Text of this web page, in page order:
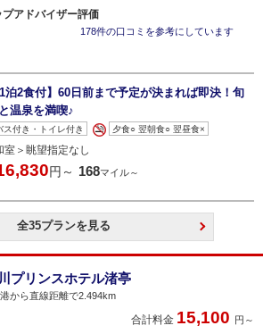
プアドバイザー評価
178件の口コミを参考にしています
1泊2食付】60日前まで予定が決まれば即決！旬
温泉を満喫♪
ス付き・トイレ付き 夕食○ 翌朝食○ 翌昼食×
室＞眺望指定なし
円～ 168マイル～
全35プランを見る
プリンスホテル渚亭
から直線距離で2.494km
合計料金 15,100 円～